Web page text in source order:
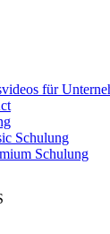
für
Schulung
Schulung